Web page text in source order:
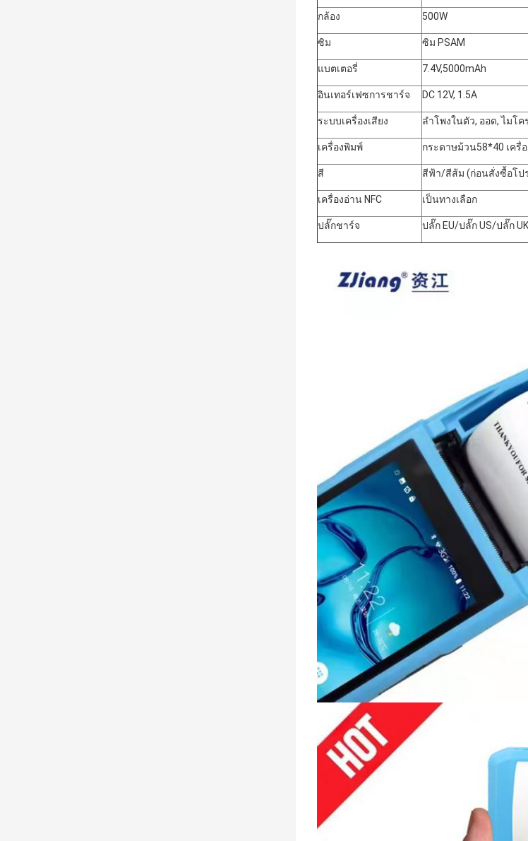
กล้อง 500W
ซิม ซิม PSAM
แบตเตอรี่ 7.4V,5000mAh
อินเทอร์เฟซการชาร์จ DC 12V, 1.5A
ระบบเครื่องเสียง ลำโพงในตัว, ออด, ไมโ
เครื่องพิมพ์ กระดาษม้วน58*40 เครื่
สี สีฟ้า/สีส้ม (ก่อนสั่งซื้อโป
เครื่องอ่าน NFC เป็นทางเลือก
ปลั๊กชาร์จ ปลั๊ก EU/ปลั๊ก US/ปลั๊ก UK